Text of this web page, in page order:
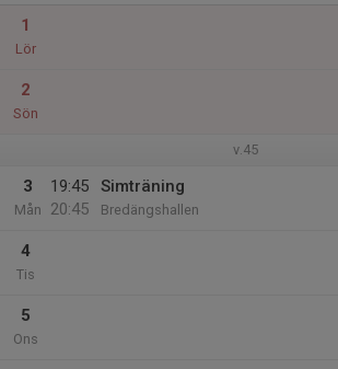
1
Lör
2
Sön
v.45
3
Mån
19:45
20:45
Simträning
Bredängshallen
4
Tis
5
Ons